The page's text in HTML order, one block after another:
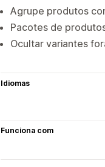
Agrupe produtos
Pacotes de
Ocultar variantes
Idiomas
Funciona com